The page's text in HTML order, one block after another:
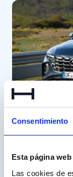
Consentimiento
Esta página
Las cookies de
Uno de los
segmento
serie